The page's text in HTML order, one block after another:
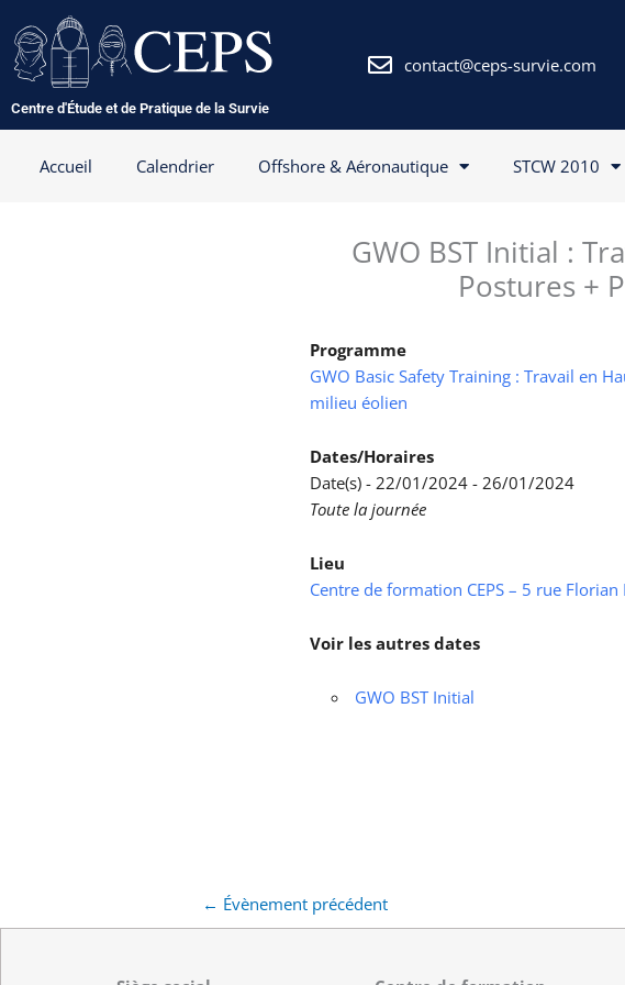
au
contenu
Centre d'Étude et de Pratique de la Survie
contact@ceps-survie.com
Accueil Calendrier Offshore & Aéronautique STCW 2010
GWO BST Initial :
Postures +
Programme
GWO Basic Safety Training : Travail en
milieu éolien
Dates/Horaires
Date(s) - 22/01/2024 - 26/01/2024
Toute la journée
Lieu
Centre de formation CEPS – 5 rue
Voir les autres dates
GWO BST Initial
← Évènement précédent